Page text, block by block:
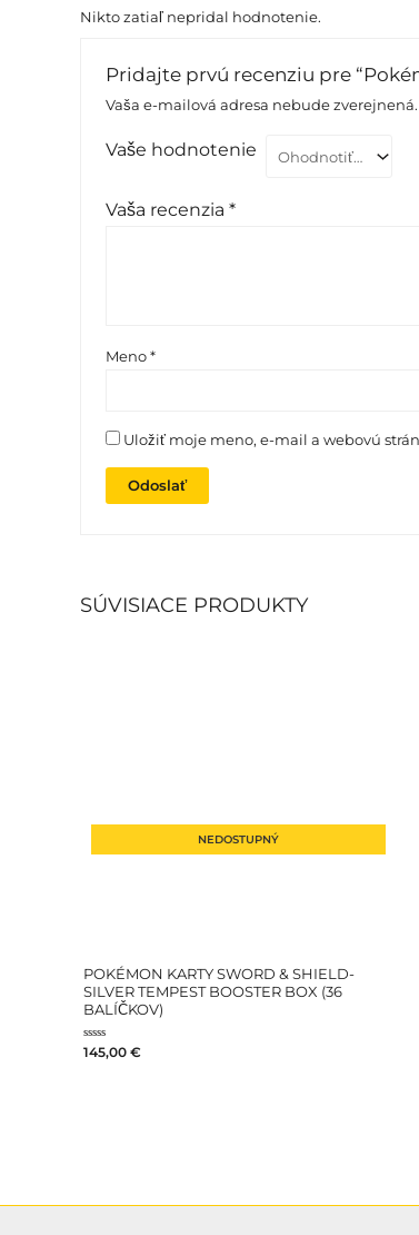
Nikto zatiaľ nepridal hodnotenie.
Pridajte prvú recenziu pre
Vaša e-mailová adresa nebude zverejnená.
Vaše hodnotenie
Vaša recenzia *
Meno*
Uložiť moje meno, e-mail a webovú
SÚVISIACE PRODUKTY
NEDOSTUPNÝ
POKÉMON KARTY SWORD & SHIELD-
SILVER TEMPEST BOOSTER BOX (36
BALÍČKOV)
Hodnotenie
145,00 €